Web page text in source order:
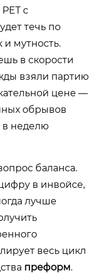
с
течь по
и мутность.
в скорости
взяли партию
цене —
обрывов
в неделю
баланса.
в инвойсе,
лучше
весь цикл
преформ.